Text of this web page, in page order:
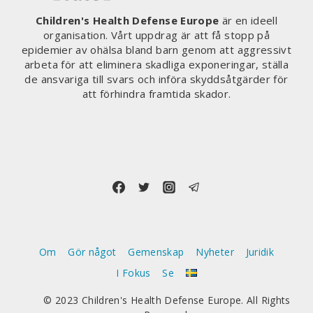
Children's Health Defense Europe är en ideell
organisation. Vårt uppdrag är att få stopp på
epidemier av ohälsa bland barn genom att aggressivt
arbeta för att eliminera skadliga exponeringar, ställa
de ansvariga till svars och införa skyddsåtgärder för
att förhindra framtida skador.
Om Gör något Gemenskap Nyheter
Juridik
I Fokus
Se
© 2023 Children's Health Defense Europe. All Rights